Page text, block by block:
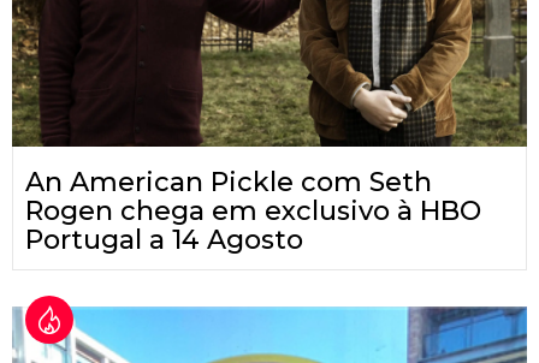
An American Pickle com Seth
Rogen chega em exclusivo à HBO
Portugal a 14 Agosto